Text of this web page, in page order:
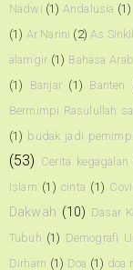
Nadwi (1) Andalusia (1)
(1) Ar Narini (2) As
alamgir (1) Bahasa Arab
(1)
Banjar (1) Banten
Bermimpi Rasulullah
(1) budak jadi
(53) Cerita kegagalan
Islam (1) cinta (1)
Dakwah (10) Dasar
Tubuh (1) Demografi
Dirham (1) Doa (1) doa